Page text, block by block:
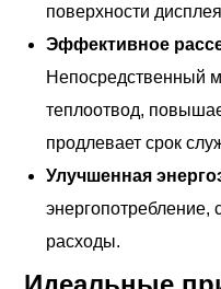
поверхности
Эффективное
Непосредственный
теплоотвод,
продлевает срок
Улучшенная
энергопотребление,
расходы.